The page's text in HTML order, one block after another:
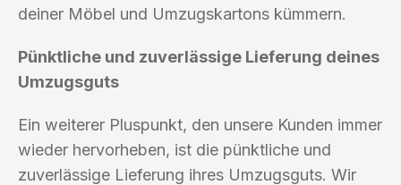
deiner Möbel und Umzugskartons kümmern.
Pünktliche und zuverlässige Lieferung deines
Umzugsguts
Ein weiterer Pluspunkt, den unsere Kunden immer
wieder hervorheben, ist die pünktliche und
zuverlässige Lieferung ihres Umzugsguts. Wir